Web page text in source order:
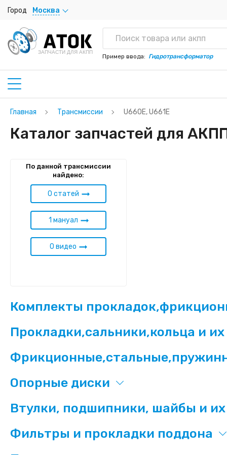
Город Москва
ЗАПЧАСТИ ДЛЯ АКПП
Пример ввода: Гидротрансформатор
Главная Трансмиссии U660E, U661E
Каталог запчастей для
По данной трансмиссии
найдено:
0 статей
1 мануал
0 видео
Комплекты
Прокладки,сальники,кольца и
Опорные диски
Втулки, подшипники, шайбы и
Фильтры и прокладки поддона